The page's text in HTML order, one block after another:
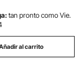
exterior
tan pronto como Vie.
al carrito